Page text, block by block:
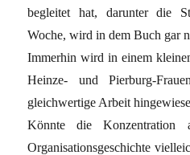
begleitet hat, darunter die
Woche, wird in dem Buch gar
Immerhin wird in einem
Heinze- und Pierburg-
gleichwertige Arbeit
Könnte die Konzentration
Organisationsgeschichte